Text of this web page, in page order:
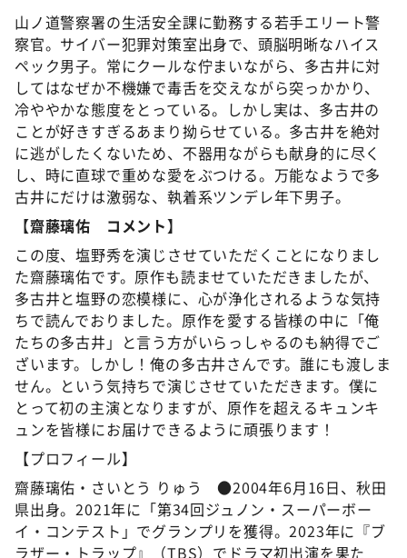
山ノ道警察署の生活安全課に勤務する若手エリート警
察官。サイバー犯罪対策室出身で、頭脳明晰なハイス
ペック男子。常にクールな佇まいながら、多古井に対
してはなぜか不機嫌で毒舌を交えながら突っかかり、
冷ややかな態度をとっている。しかし実は、多古井の
ことが好きすぎるあまり拗らせている。多古井を絶対
に逃がしたくないため、不器用ながらも献身的に尽く
し、時に直球で重めな愛をぶつける。万能なようで多
古井にだけは激弱な、執着系ツンデレ年下男子。
【齋藤璃佑 コメント】
この度、塩野秀を演じさせていただくことになりまし
た齋藤璃佑です。原作も読ませていただきましたが、
多古井と塩野の恋模様に、心が浄化されるような気持
ちで読んでおりました。原作を愛する皆様の中に「俺
たちの多古井」と言う方がいらっしゃるのも納得でご
ざいます。しかし！俺の多古井さんです。誰にも渡しま
せん。という気持ちで演じさせていただきます。僕に
とって初の主演となりますが、原作を超えるキュンキ
ュンを皆様にお届けできるように頑張ります！
【プロフィール】
齋藤璃佑・さいとう りゅう ●2004年6月16日、秋田
県出身。2021年に「第34回ジュノン・スーパーボー
イ・コンテスト」でグランプリを獲得。2023年に『ブ
ラザー・トラップ』（TBS）でドラマ初出演を果た